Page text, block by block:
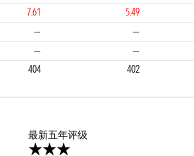
7.61 5.49
— —
1
— —
404 402
最新五年评级
3星